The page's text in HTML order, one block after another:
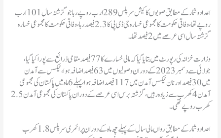
اعداد و شمار کے مطابق صوبوں کا کیش سرپلس 289 ارب روپے رہا جو گزشتہ سال 101 ارب
روپے تھا، وفاقی حکومت کا مجموعی خسارہ جی ڈی پی کا 2.3 فیصد رہا، وفاقی حکومت کا مجموعی خسارہ
گزشتہ سال اسی عرصے میں 2 فیصد تھا۔
وزارت خزانہ کی رپورٹ میں بتایا گیا کہ مالی خسارے کا 77 فیصد مقامی ذرائع سے پورا کیا گیا،
جولائی سے دسمبر 2023کے دوران وصولیوں میں 63 فیصد اضافہ ہوا، ٹیکس سے آمدن
میں 30 فیصد اور نان ٹیکس آمدن میں 117 فیصد اضافہ ہوا، پہلے 6 ماہ میں پاکستان کی مجموعی
آمدن 4 کھرب سے زیادہ رہیں، گزشتہ برس اسی عرصے کے دوران پاکستان کی مجموعی آمدن 2.5
کھرب روپے تھی۔
اعداد و شمار کے مطابق رواں مالی سال کے پہلے چھ ماہ کے دوران پرائمری سرپلس 1.8 کھرب